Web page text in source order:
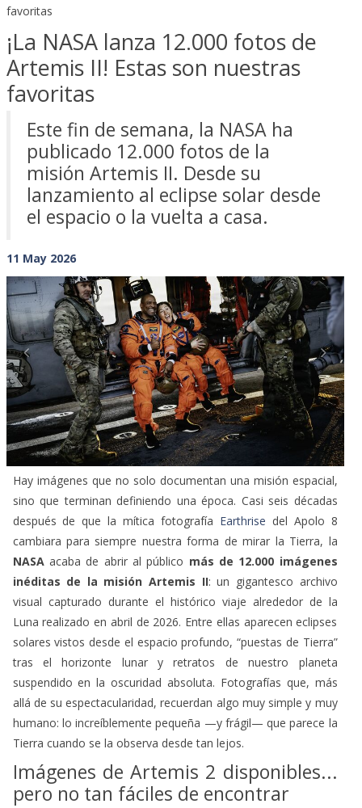
favoritas
¡La NASA lanza 12.000 fotos de
Artemis II! Estas son nuestras
favoritas
Este fin de semana, la NASA ha
publicado 12.000 fotos de la
misión Artemis II. Desde su
lanzamiento al eclipse solar desde
el espacio o la vuelta a casa.
11 May 2026
Previous Next
Hay imágenes que no solo documentan una misión espacial,
sino que terminan definiendo una época. Casi seis décadas
después de que la mítica fotografía Earthrise del Apolo 8
cambiara para siempre nuestra forma de mirar la Tierra, la
NASAacaba de abrir al público más de 12.000 imágenes
inéditas de la misión Artemis II: un gigantesco archivo
visual capturado durante el histórico viaje alrededor de la
Luna realizado en abril de 2026. Entre ellas aparecen eclipses
solares vistos desde el espacio profundo, “puestas de Tierra”
tras el horizonte lunar y retratos de nuestro planeta
suspendido en la oscuridad absoluta. Fotografías que, más
allá de su espectacularidad, recuerdan algo muy simple y muy
humano: lo increíblemente pequeña —y frágil— que parece la
Tierra cuando se la observa desde tan lejos.
Imágenes de Artemis 2 disponibles...
pero no tan fáciles de encontrar